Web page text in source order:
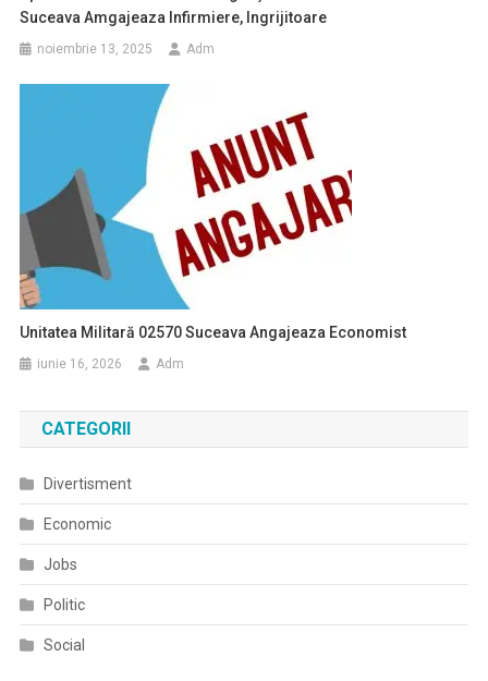
Suceava Amgajeaza Infirmiere, Ingrijitoare
noiembrie 13, 2025 Adm
Unitatea Militară 02570 Suceava Angajeaza Economist
iunie 16, 2026 Adm
CATEGORII
Divertisment
Economic
Jobs
Politic
Social